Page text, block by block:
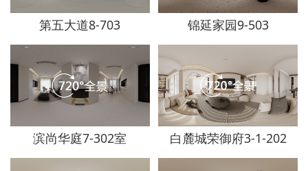
第五大道8-703 锦延家园9-503
滨尚华庭7-302室 白麓城荣御府3-1-202